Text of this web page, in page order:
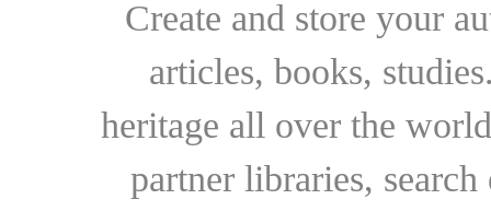
Create and store your
articles, books,
heritage all over the
partner libraries,